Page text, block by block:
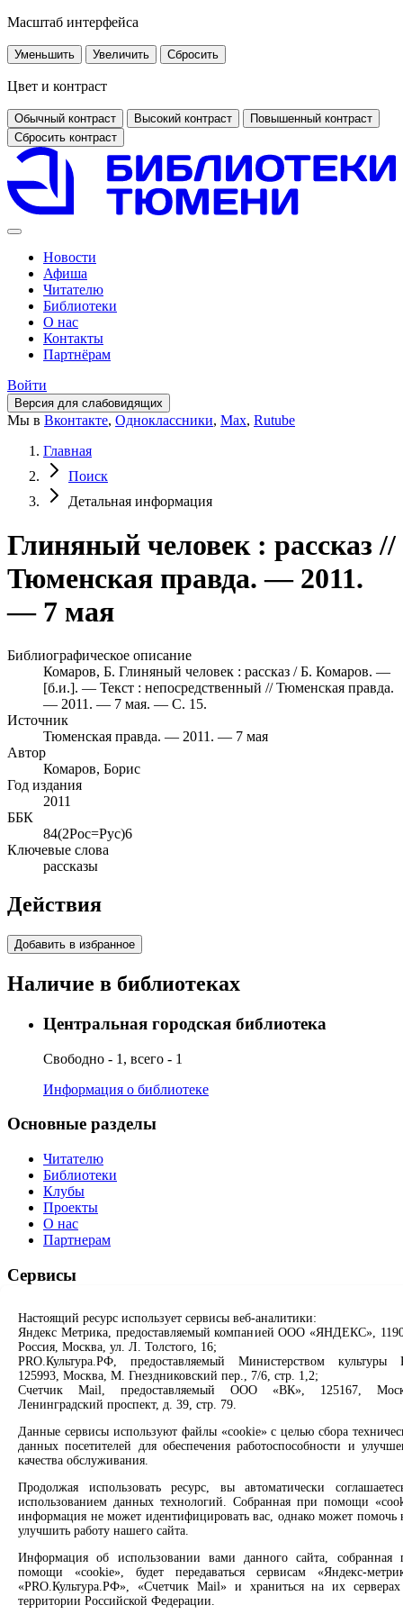
Масштаб интерфейса
Уменьшить Увеличить Сбросить
Цвет и контраст
Обычный контраст Высокий контраст
Повышенный контраст
Сбросить контраст
Новости
Афиша
Читателю
Библиотеки
О нас
Контакты
Партнёрам
Войти
Версия для слабовидящих
Мы в Вконтакте, Одноклассники, Max, Rutube
Главная
Поиск
Детальная информация
Глиняный человек : рассказ //
Тюменская правда. — 2011.
— 7 мая
Библиографическое описание
Комаров, Б. Глиняный человек : рассказ / Б. Комаров. —
[б.и.]. — Текст : непосредственный // Тюменская правда.
— 2011. — 7 мая. — С. 15.
Источник
Тюменская правда. — 2011. — 7 мая
Автор
Комаров, Борис
Год издания
2011
ББК
84(2Рос=Рус)6
Ключевые слова
рассказы
Действия
Добавить в избранное
Наличие в библиотеках
Центральная городская библиотека
Свободно - 1, всего - 1
Информация о библиотеке
Основные разделы
Читателю
Библиотеки
Клубы
Проекты
О нас
Партнерам
Сервисы
Продлить книгу
Спроси библиотекаря
Спроси краеведа
Оцените качество услуг
Направить обращение директору
Соцсети
Вконтакте
Одноклассники
Rutube
Заметили опечатку? Выделите текст с ошибкой и нажмите
Сообщить об ошибке
Настоящий ресурс использует сервисы веб-аналитики:
Яндекс Метрика, предоставляемый компанией ООО «ЯНДЕКС»,
Россия, Москва, ул. Л. Толстого, 16;
PRO.Культура.РФ, предоставляемый Министерством культуры
125993, Москва, М. Гнездниковский пер., 7/6, стр. 1,2;
Счетчик Mail, предоставляемый ООО «ВК», 125167,
Ленинградский проспект, д. 39, стр. 79.
Данные сервисы используют файлы «cookie» с целью сбора
данных посетителей для обеспечения работоспособности и
качества обслуживания.
Продолжая использовать ресурс, вы автоматически
использованием данных технологий. Собранная при помощи
информация не может идентифицировать вас, однако может помочь
улучшить работу нашего сайта.
Информация об использовании вами данного сайта, собранная
помощи «cookie», будет передаваться сервисам «Яндекс-
«PRO.Культура.РФ», «Счетчик Mail» и храниться на их
территории Российской Федерации.